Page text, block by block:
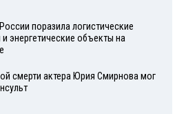
поразила логистические
энергетические объекты на
смерти актера Юрия Смирнова мог